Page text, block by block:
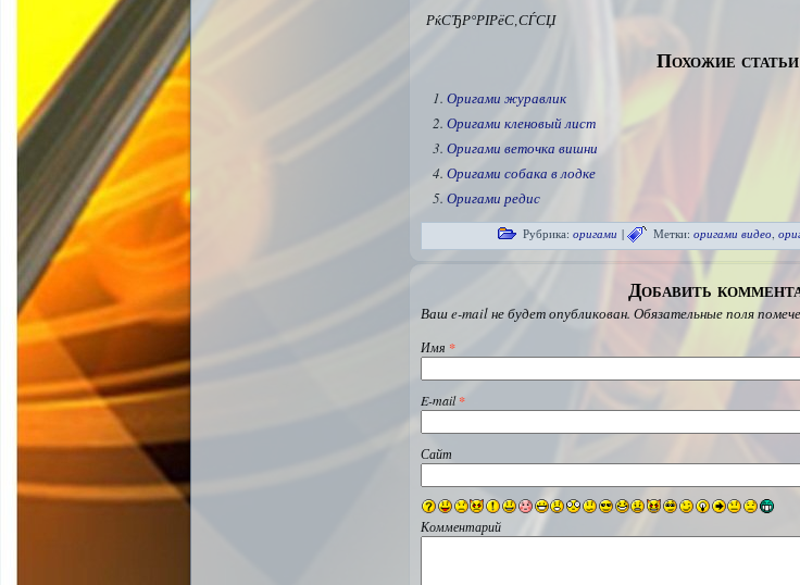
РќСЂР°РІРёС‚СЃСЏ
Похожие
Оригами журавлик
Оригами кленовый лист
Оригами веточка вишни
Оригами собака в лодке
Оригами редис
Рубрика: оригами | Метки: оригами видео,
Добавить
Ваш e-mail не будет опубликован. Обязательные поля
Имя *
E-mail*
Сайт
Комментарий